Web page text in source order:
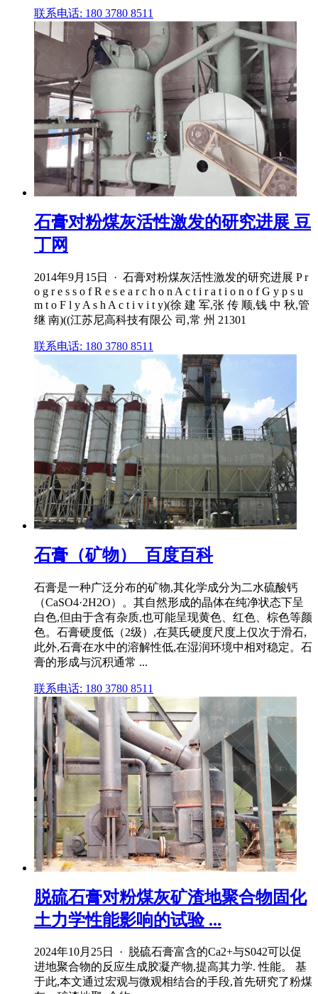
联系电话: 180 3780 8511
石膏对粉煤灰活性激发的研究进展 豆
丁网
2014年9月15日 · 石膏对粉煤灰活性激发的研究进展 P r
o g r e s s o f R e s e a r c h o n A c t i r a t i o n o f G y p s u
m t o F l y A s h A c t i v i t y)(徐 建 军,张 传 顺,钱 中 秋,管
继 南)((江苏尼高科技有限公 司,常 州 21301
联系电话: 180 3780 8511
石膏（矿物）_百度百科
石膏是一种广泛分布的矿物,其化学成分为二水硫酸钙
（CaSO4·2H2O）。其自然形成的晶体在纯净状态下呈
白色,但由于含有杂质,也可能呈现黄色、红色、棕色等颜
色。石膏硬度低（2级）,在莫氏硬度尺度上仅次于滑石,
此外,石膏在水中的溶解性低,在湿润环境中相对稳定。石
膏的形成与沉积通常 ...
联系电话: 180 3780 8511
脱硫石膏对粉煤灰矿渣地聚合物固化
土力学性能影响的试验 ...
2024年10月25日 · 脱硫石膏富含的Ca2+与S042可以促
进地聚合物的反应生成胶凝产物,提高其力学. 性能。 基
于此,本文通过宏观与微观相结合的手段,首先研究了粉煤